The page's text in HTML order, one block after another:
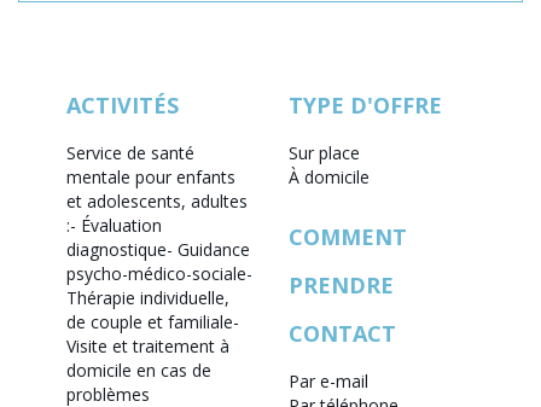
ACTIVITÉS
Service de santé
mentale pour enfants
et adolescents, adultes
:- Évaluation
diagnostique- Guidance
psycho-médico-sociale-
Thérapie individuelle,
de couple et familiale-
Visite et traitement à
domicile en cas de
problèmes
TYPE D'OFFRE
Sur place
À domicile
COMMENT
PRENDRE
CONTACT
Par e-mail